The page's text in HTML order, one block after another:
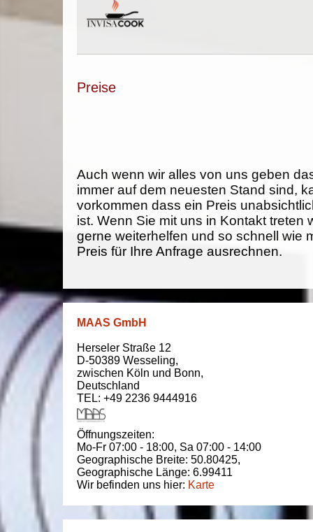
Preise
Auch wenn wir alles von uns geben
immer auf dem neuesten Stand sind,
vorkommen dass ein Preis
ist. Wenn Sie mit uns in Kontakt treten
gerne weiterhelfen und so schnell wie
Preis für Ihre Anfrage ausrechnen.
MAAS GmbH
Herseler Straße 12
D-50389 Wesseling,
zwischen Köln und Bonn,
Deutschland
TEL: +49 2236 9444916
Öffnungszeiten:
Mo-Fr 07:00 - 18:00, Sa 07:00 - 14:00
Geographische Breite: 50.80425,
Geographische Länge: 6.99411
Wir befinden uns hier: Karte